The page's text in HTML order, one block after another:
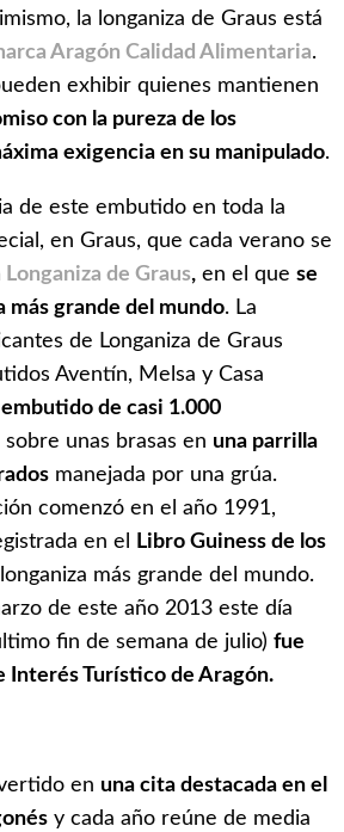
la longaniza de Graus está
Aragón Calidad Alimentaria.
exhibir quienes mantienen
con la pureza de los
exigencia en su manipulado.
de este embutido en toda la
en Graus, que cada verano se
de Graus, en el que se
más grande del mundo. La
de Longaniza de Graus
Aventín, Melsa y Casa
de casi 1.000
sobre unas brasas en una parrilla
manejada por una grúa.
comenzó en el año 1991,
en el
Libro Guiness de los
más grande del mundo.
de este año 2013 este día
fin de semana de julio) fue
Interés Turístico de Aragón.
en una cita destacada en el
y cada año reúne de media